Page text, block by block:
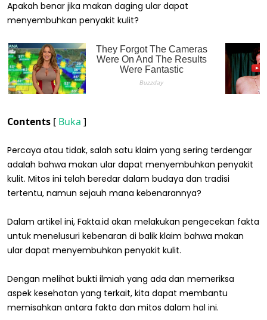
Apakah benar jika makan daging ular dapat
menyembuhkan penyakit kulit?
Contents [ Buka ]
Percaya atau tidak, salah satu klaim yang sering terdengar
adalah bahwa makan ular dapat menyembuhkan penyakit
kulit. Mitos ini telah beredar dalam budaya dan tradisi
tertentu, namun sejauh mana kebenarannya?
Dalam artikel ini, Fakta.id akan melakukan pengecekan fakta
untuk menelusuri kebenaran di balik klaim bahwa makan
ular dapat menyembuhkan penyakit kulit.
Dengan melihat bukti ilmiah yang ada dan memeriksa
aspek kesehatan yang terkait, kita dapat membantu
memisahkan antara fakta dan mitos dalam hal ini.